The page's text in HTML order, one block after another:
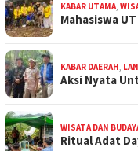
KABAR UTAMA,
Mahasiswa
KABAR DAERAH,
Aksi Nyata
WISATA DAN
Ritual Adat